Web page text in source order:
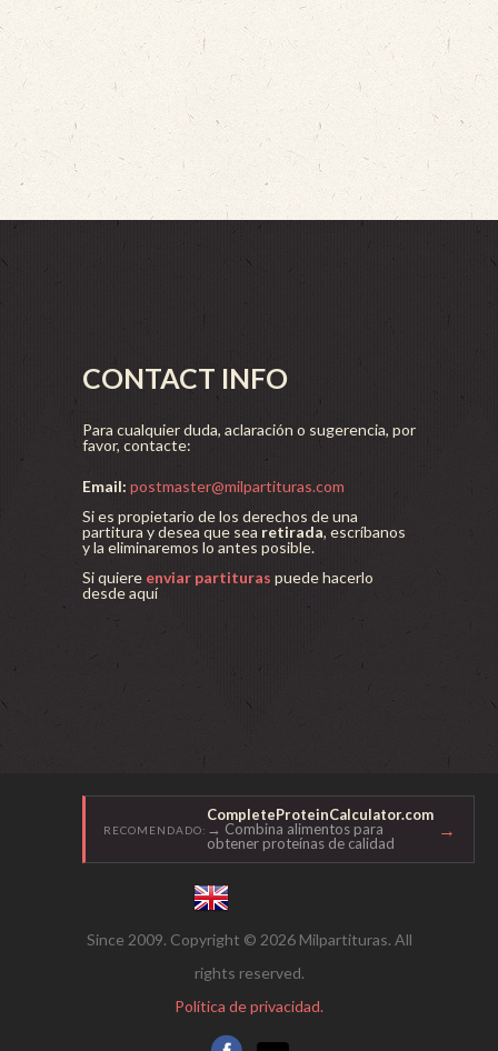
CONTACT INFO
Para cualquier duda, aclaración o sugerencia, por
favor, contacte:
Email: postmaster@milpartituras.com
Si es propietario de los derechos de una
partitura y desea que sea retirada, escríbanos
y la eliminaremos lo antes posible.
Si quiere enviar partituras puede hacerlo
desde aquí
RECOMENDADO:
CompleteProteinCalculator.com
→ Combina alimentos para
obtener proteínas de calidad
→
Since 2009. Copyright © 2026 Milpartituras. All
rights reserved.
Política de privacidad.